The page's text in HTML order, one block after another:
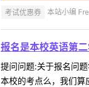
考试优惠券 本站小编
报名是本校英语第
提问问题:关于报名问
本校的考点么，我们算